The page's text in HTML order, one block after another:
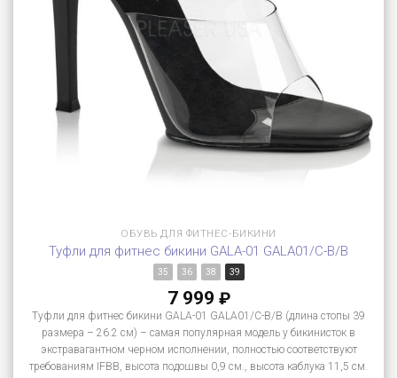
ОБУВЬ ДЛЯ ФИТНЕС-БИКИНИ
Туфли для фитнес бикини GALA-01 GALA01/C-B/B
35 36 38 39
7 999 ₽
Туфли для фитнес бикини GALA-01 GALA01/C-B/B (длина стопы 39
размера – 26.2 см) – самая популярная модель у бикинисток в
экстравагантном черном исполнении, полностью соответствуют
требованиям IFBB, высота подошвы 0,9 см., высота каблука 11,5 см.